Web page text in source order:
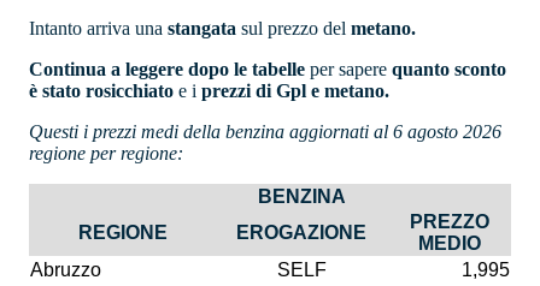
Intanto arriva una stangata sul prezzo del metano.
Continua a leggere dopo le tabelle per sapere quanto sconto
è stato rosicchiato e i prezzi di Gpl e metano.
Questi i prezzi medi della benzina aggiornati al 6 agosto 2026
regione per regione:
BENZINA
REGIONE
EROGAZIONE
PREZZO
MEDIO
Abruzzo
SELF 1,995